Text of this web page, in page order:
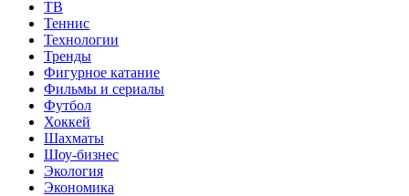
ТВ
Теннис
Технологии
Тренды
Фигурное катание
Фильмы и сериалы
Футбол
Хоккей
Шахматы
Шоу-бизнес
Экология
Экономика